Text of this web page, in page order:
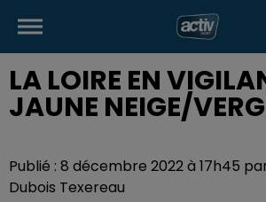
LA LOIRE EN
JAUNE NEIGE/
Publié : 8 décembre 2022 à 17h45
Dubois Texereau